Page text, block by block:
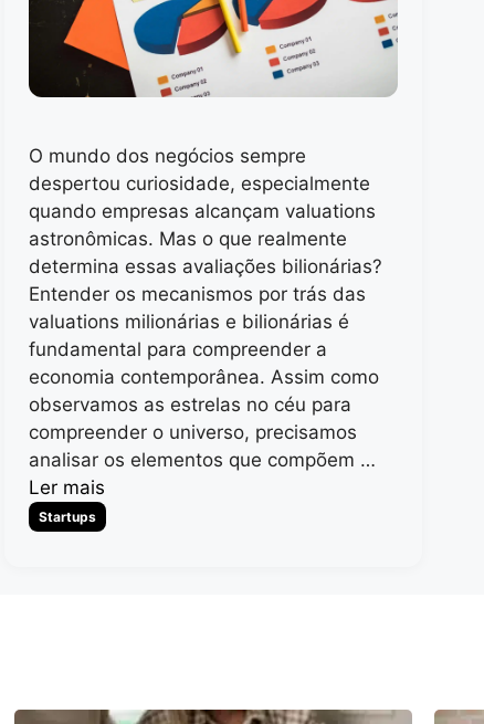
O mundo dos negócios sempre
despertou curiosidade, especialmente
quando empresas alcançam valuations
astronômicas. Mas o que realmente
determina essas avaliações bilionárias?
Entender os mecanismos por trás das
valuations milionárias e bilionárias é
fundamental para compreender a
economia contemporânea. Assim como
observamos as estrelas no céu para
compreender o universo, precisamos
analisar os elementos que compõem …
Ler mais
Categorias
Startups